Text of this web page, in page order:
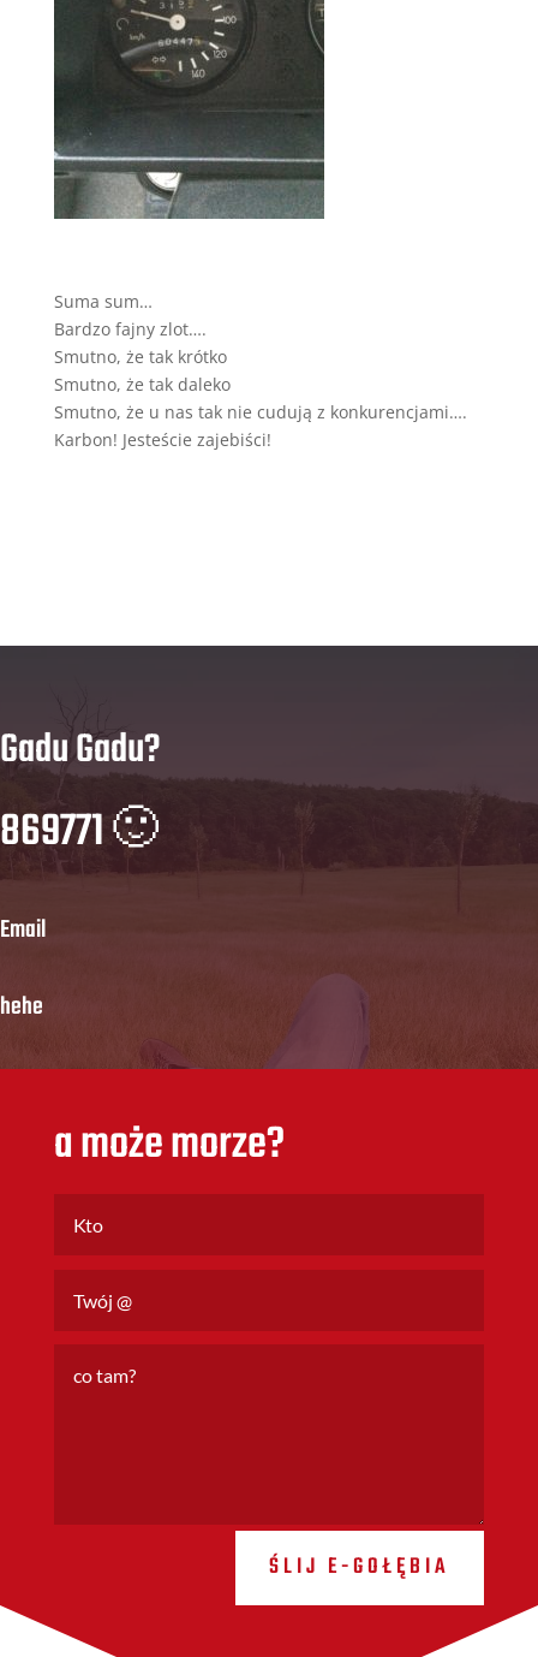
Suma sum…
Bardzo fajny zlot….
Smutno, że tak krótko
Smutno, że tak daleko
Smutno, że u nas tak nie cudują z konkurencjami….
Karbon! Jesteście zajebiści!
Gadu Gadu?
869771 🙂
Email
hehe
a może morze?
ŚLIJ E-GOŁĘBIA